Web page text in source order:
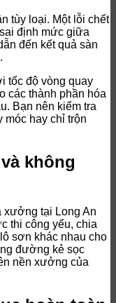
tùy loại. Một lỗi chết
định mức giữa
đến kết quả sàn
tốc độ vòng quay
các thành phần hóa
Bạn nên kiểm tra
móc hay chỉ trộn
không
xưởng tại Long An
thi công yếu, chia
sơn khác nhau cho
đường kẻ sọc
nền xưởng của